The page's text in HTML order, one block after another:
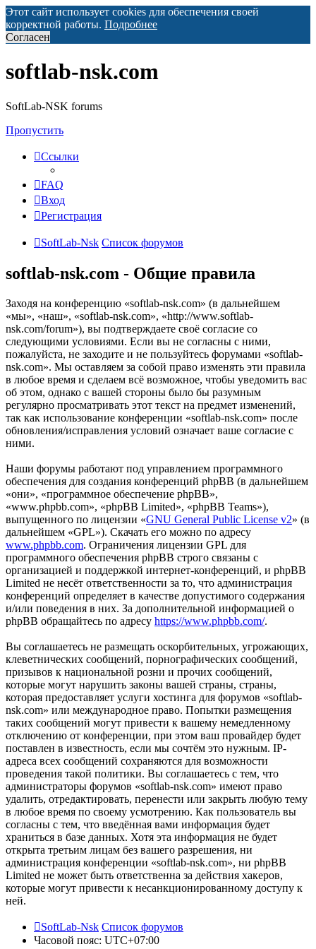
Этот сайт использует cookies для обеспечения своей
корректной работы. Подробнее
Согласен
softlab-nsk.com
SoftLab-NSK forums
Пропустить
Ссылки
FAQ
Вход
Регистрация
SoftLab-Nsk Список форумов
softlab-nsk.com - Общие правила
Заходя на конференцию «softlab-nsk.com» (в дальнейшем
«мы», «наш», «softlab-nsk.com», «http://www.softlab-
nsk.com/forum»), вы подтверждаете своё согласие со
следующими условиями. Если вы не согласны с ними,
пожалуйста, не заходите и не пользуйтесь форумами «softlab-
nsk.com». Мы оставляем за собой право изменять эти правила
в любое время и сделаем всё возможное, чтобы уведомить вас
об этом, однако с вашей стороны было бы разумным
регулярно просматривать этот текст на предмет изменений,
так как использование конференции «softlab-nsk.com» после
обновления/исправления условий означает ваше согласие с
ними.
Наши форумы работают под управлением программного
обеспечения для создания конференций phpBB (в дальнейшем
«они», «программное обеспечение phpBB»,
«www.phpbb.com», «phpBB Limited», «phpBB Teams»),
выпущенного по лицензии «GNU General Public License v2» (в
дальнейшем «GPL»). Скачать его можно по адресу
www.phpbb.com. Ограничения лицензии GPL для
программного обеспечения phpBB строго связаны с
организацией и поддержкой интернет-конференций, и phpBB
Limited не несёт ответственности за то, что администрация
конференций определяет в качестве допустимого содержания
и/или поведения в них. За дополнительной информацией о
phpBB обращайтесь по адресу https://www.phpbb.com/.
Вы соглашаетесь не размещать оскорбительных, угрожающих,
клеветнических сообщений, порнографических сообщений,
призывов к национальной розни и прочих сообщений,
которые могут нарушить законы вашей страны, страны,
которая предоставляет услуги хостинга для форумов «softlab-
nsk.com» или международное право. Попытки размещения
таких сообщений могут привести к вашему немедленному
отключению от конференции, при этом ваш провайдер будет
поставлен в известность, если мы сочтём это нужным. IP-
адреса всех сообщений сохраняются для возможности
проведения такой политики. Вы соглашаетесь с тем, что
администраторы форумов «softlab-nsk.com» имеют право
удалить, отредактировать, перенести или закрыть любую тему
в любое время по своему усмотрению. Как пользователь вы
согласны с тем, что введённая вами информация будет
храниться в базе данных. Хотя эта информация не будет
открыта третьим лицам без вашего разрешения, ни
администрация конференции «softlab-nsk.com», ни phpBB
Limited не может быть ответственна за действия хакеров,
которые могут привести к несанкционированному доступу к
ней.
SoftLab-Nsk Список форумов
Часовой пояс: UTC+07:00